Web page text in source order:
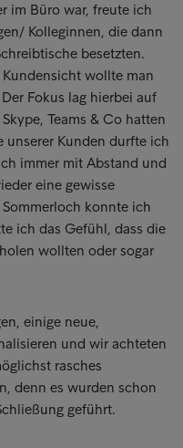
im Büro war, freute ich
Kolleginnen, die dann
besetzten.
wollte man
Fokus lag hierbei auf
Teams & Co hatten
unserer Kunden durfte ich
immer mit Abstand und
eine gewisse
konnte ich
ich das Gefühl, dass die
wollten oder sogar
einige neue,
und wir achteten
rasches
denn es wurden schon
geführt.